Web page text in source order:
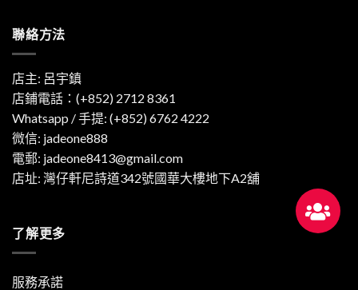
聯絡方法
店主: 呂宇鎮
店鋪電話：(+852) 2712 8361
Whatsapp / 手提: (+852) 6762 4222
微信: jadeone888
電郵: jadeone8413@gmail.com
店址: 灣仔軒尼詩道342號國華大樓地下A2舖
了解更多
服務承諾